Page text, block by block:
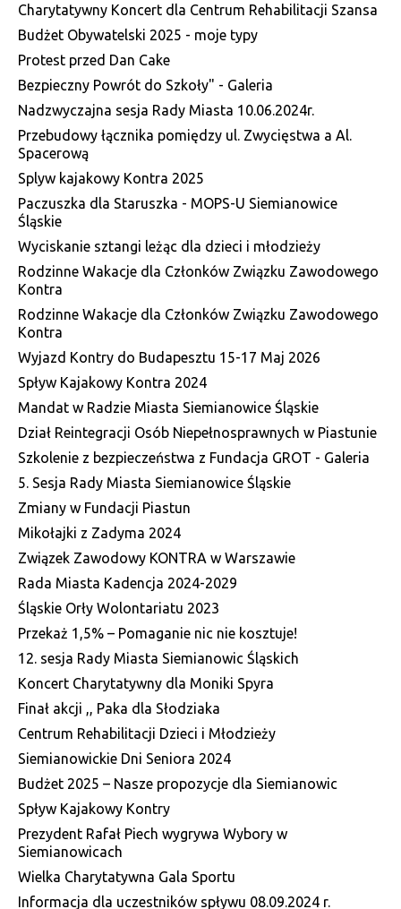
Charytatywny Koncert dla Centrum Rehabilitacji Szansa
Budżet Obywatelski 2025 - moje typy
Protest przed Dan Cake
Bezpieczny Powrót do Szkoły" - Galeria
Nadzwyczajna sesja Rady Miasta 10.06.2024r.
Przebudowy łącznika pomiędzy ul. Zwycięstwa a Al.
Spacerową
Splyw kajakowy Kontra 2025
Paczuszka dla Staruszka - MOPS-U Siemianowice
Śląskie
Wyciskanie sztangi leżąc dla dzieci i młodzieży
Rodzinne Wakacje dla Członków Związku Zawodowego
Kontra
Rodzinne Wakacje dla Członków Związku Zawodowego
Kontra
Wyjazd Kontry do Budapesztu 15-17 Maj 2026
Spływ Kajakowy Kontra 2024
Mandat w Radzie Miasta Siemianowice Śląskie
Dział Reintegracji Osób Niepełnosprawnych w Piastunie
Szkolenie z bezpieczeństwa z Fundacja GROT - Galeria
5. Sesja Rady Miasta Siemianowice Śląskie
Zmiany w Fundacji Piastun
Mikołajki z Zadyma 2024
Związek Zawodowy KONTRA w Warszawie
Rada Miasta Kadencja 2024-2029
Śląskie Orły Wolontariatu 2023
Przekaż 1,5% – Pomaganie nic nie kosztuje!
12. sesja Rady Miasta Siemianowic Śląskich
Koncert Charytatywny dla Moniki Spyra
Finał akcji ,, Paka dla Słodziaka
Centrum Rehabilitacji Dzieci i Młodzieży
Siemianowickie Dni Seniora 2024
Budżet 2025 – Nasze propozycje dla Siemianowic
Spływ Kajakowy Kontry
Prezydent Rafał Piech wygrywa Wybory w
Siemianowicach
Wielka Charytatywna Gala Sportu
Informacja dla uczestników spływu 08.09.2024 r.